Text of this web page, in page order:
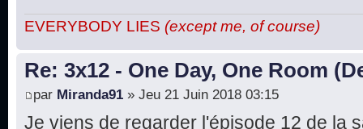
EVERYBODY LIES (except me, of course)
Re: 3x12 - One Day, One Room
par Miranda91 » Jeu 21 Juin 2018 03:15
Je viens de regarder l'épisode 12 de la